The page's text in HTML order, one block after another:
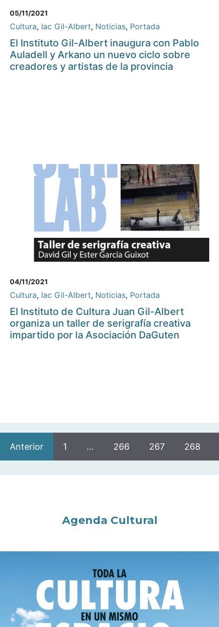
05/11/2021
Cultura, Iac Gil-Albert, Noticias, Portada
El Instituto Gil-Albert inaugura con Pablo
Auladell y Arkano un nuevo ciclo sobre
creadores y artistas de la provincia
04/11/2021
Cultura, Iac Gil-Albert, Noticias, Portada
El Instituto de Cultura Juan Gil-Albert
organiza un taller de serigrafía creativa
impartido por la Asociación DaGuten
Anterior 1 … 266 267 268
Agenda Cultural